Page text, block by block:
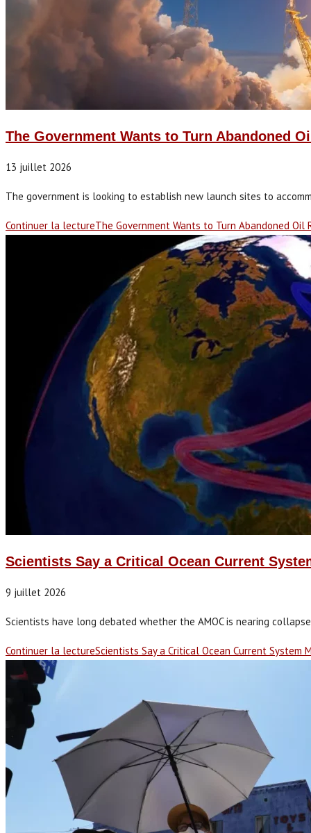
The Government Wants to Turn Abandoned
13 juillet 2026
The government is looking to establish new launch sites to
Continuer la lectureThe Government Wants to Turn Abandoned Oil
Scientists Say a Critical Ocean Current
9 juillet 2026
Scientists have long debated whether the AMOC is nearing
Continuer la lectureScientists Say a Critical Ocean Current System